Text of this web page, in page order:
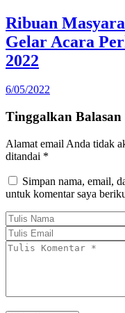
Ribuan
Gelar Acara
2022
6/05/2022
Tinggalkan Balasan
Alamat email Anda tidak
ditandai *
Simpan nama, email,
untuk komentar saya